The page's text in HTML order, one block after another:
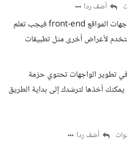
أضف ردا
إذا كان هدفك تطوير واجهات المواقع front-end فيجب تعلم
لأغراض أخرى مثل تطبيقات
تطوير الواجهات تحتوي حزمة
أخذها لترشدك إلى بداية الطريق
أضف ردا